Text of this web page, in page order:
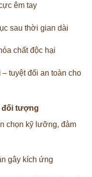
êm tay
sau thời gian dài
chất độc hại
– tuyệt đối an toàn cho
đối tượng
chọn kỹ lưỡng, đảm
gây kích ứng